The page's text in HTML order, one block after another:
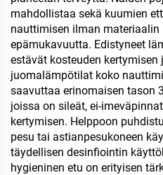
mahdollistaa sekä kuumien
nauttimisen ilman
epämukavuutta. Edistyneet
estävät kosteuden
juomalämpötilat koko
saavuttaa erinomaisen tason
joissa on sileät, ei-
kertymisen. Helppoon
pesu tai astianpesukoneen
täydellisen desinfiointin
hygieninen etu on erityisen